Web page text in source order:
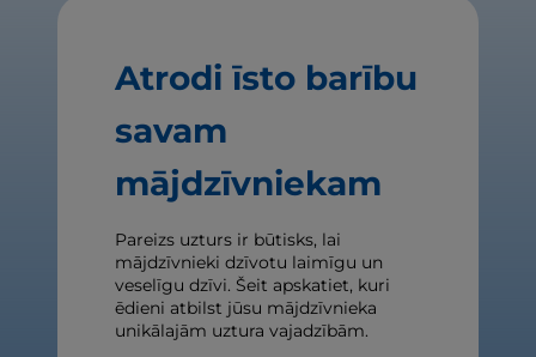
Atrodi īsto barību
savam
mājdzīvniekam
Pareizs uzturs ir būtisks, lai
mājdzīvnieki dzīvotu laimīgu un
veselīgu dzīvi. Šeit apskatiet, kuri
ēdieni atbilst jūsu mājdzīvnieka
unikālajām uztura vajadzībām.